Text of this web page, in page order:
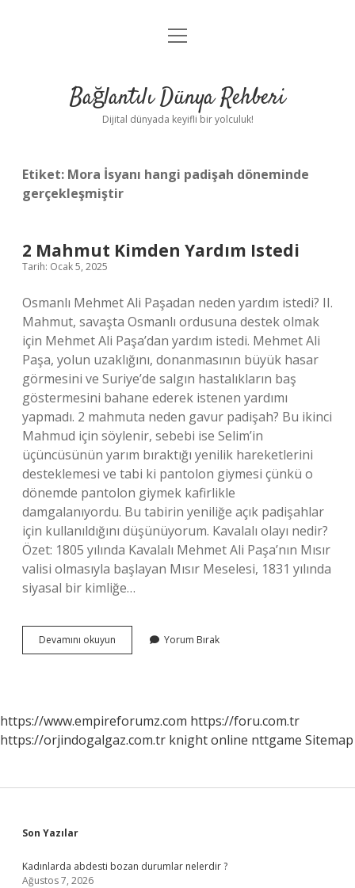
Anasayfa
Yasal Uyarı
menüyü
Bağlantılı Dünya Rehberi
Dijital dünyada keyifli bir yolculuk!
Etiket: Mora İsyanı hangi padişah döneminde
gerçekleşmiştir
2 Mahmut Kimden Yardım Istedi
Tarih: Ocak 5, 2025
Osmanlı Mehmet Ali Paşadan neden yardım istedi? II.
Mahmut, savaşta Osmanlı ordusuna destek olmak
için Mehmet Ali Paşa’dan yardım istedi. Mehmet Ali
Paşa, yolun uzaklığını, donanmasının büyük hasar
görmesini ve Suriye’de salgın hastalıkların baş
göstermesini bahane ederek istenen yardımı
yapmadı. 2 mahmuta neden gavur padişah? Bu ikinci
Mahmud için söylenir, sebebi ise Selim’in
üçüncüsünün yarım bıraktığı yenilik hareketlerini
desteklemesi ve tabi ki pantolon giymesi çünkü o
dönemde pantolon giymek kafirlikle
damgalanıyordu. Bu tabirin yeniliğe açık padişahlar
için kullanıldığını düşünüyorum. Kavalalı olayı nedir?
Özet: 1805 yılında Kavalalı Mehmet Ali Paşa’nın Mısır
valisi olmasıyla başlayan Mısır Meselesi, 1831 yılında
siyasal bir kimliğe…
Devamını okuyun
Mahmut
Yorum Bırak
https://www.empireforumz.com https://foru.com.tr
https://orjindogalgaz.com.tr knight online nttgame Sitemap
Sidebar
Son Yazılar
Kadınlarda abdesti bozan durumlar nelerdir ?
Ağustos 7, 2026